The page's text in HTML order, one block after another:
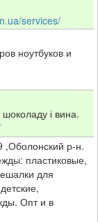
services/
ноутбуков и
і вина.
,Оболонский р-н.
пластиковые,
для
Опт и в